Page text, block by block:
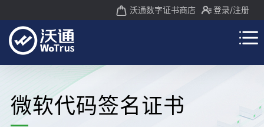
沃通数字证书商店 登录/注册
微软代码签名证书